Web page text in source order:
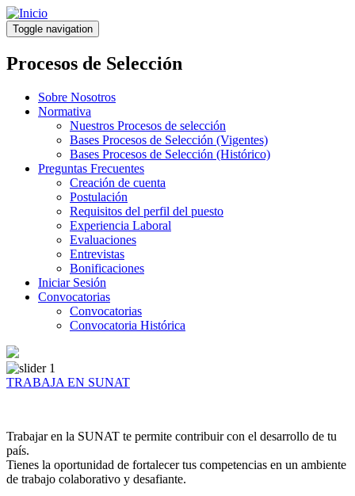
Pasar
al
contenido
principal
Toggle navigation
Procesos de Selección
Sobre Nosotros
Normativa
Nuestros Procesos de selección
Bases Procesos de Selección (Vigentes)
Bases Procesos de Selección (Histórico)
Preguntas Frecuentes
Creación de cuenta
Postulación
Requisitos del perfil del puesto
Experiencia Laboral
Evaluaciones
Entrevistas
Bonificaciones
Iniciar Sesión
Convocatorias
Convocatorias
Convocatoria Histórica
TRABAJA EN SUNAT
Trabajar en la SUNAT te permite contribuir con el desarrollo de tu
país.
Tienes la oportunidad de fortalecer tus competencias en un ambiente
de trabajo colaborativo y desafiante.